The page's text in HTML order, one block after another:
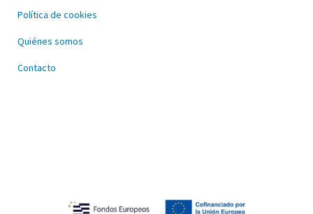
Política de cookies
Quiénes somos
Contacto